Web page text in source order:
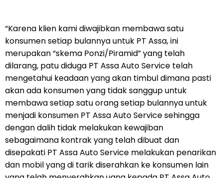
“Karena klien kami diwajibkan membawa satu
konsumen setiap bulannya untuk PT Assa, ini
merupakan “skema Ponzi/Piramid” yang telah
dilarang, patu diduga PT Assa Auto Service telah
mengetahui keadaan yang akan timbul dimana pasti
akan ada konsumen yang tidak sanggup untuk
membawa setiap satu orang setiap bulannya untuk
menjadi konsumen PT Assa Auto Service sehingga
dengan dalih tidak melakukan kewajiban
sebagaimana kontrak yang telah dibuat dan
disepakati PT Assa Auto Service melakukan penarikan
dan mobil yang di tarik diserahkan ke konsumen lain